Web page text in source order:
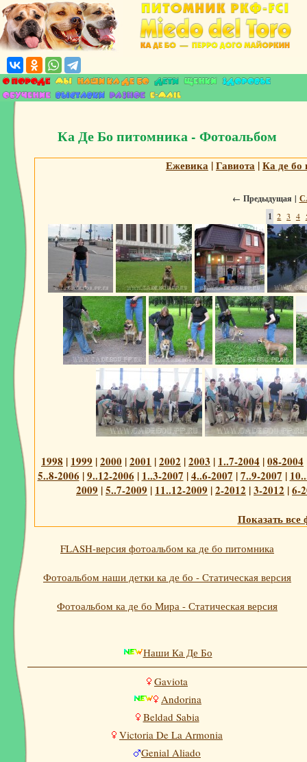
Ка Де Бо питомника - Фотоальбом
Ежевика |Гавиота |Ка де бо
← Предыдущая |
1 2 3 4
1998 | 1999 |2000 |2001 |2002 |2003 | 1..7-2004 |08-2004
5..8-2006 |9..12-2006 | 1..3-2007 |4..6-2007 |7..9-2007 |
2009 |5..7-2009 | 11..12-2009 |2-2012 |3-2012 |6-
Показать все
FLASH-версия фотоальбом ка де бо питомника
Фотоальбом наши детки ка де бо - Статическая версия
Фотоальбом ка де бо Мира - Статическая версия
Наши Ка Де Бо
Gaviota
Andorina
Beldad Sabia
Victoria De La Armonia
Genial Aliado